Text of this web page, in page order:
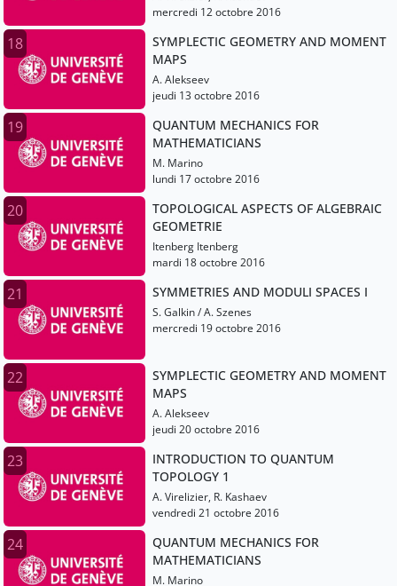
mercredi 12 octobre 2016
18
SYMPLECTIC GEOMETRY AND MOMENT
MAPS
A. Alekseev
jeudi 13 octobre 2016
19
QUANTUM MECHANICS FOR
MATHEMATICIANS
M. Marino
lundi 17 octobre 2016
20
TOPOLOGICAL ASPECTS OF ALGEBRAIC
GEOMETRIE
Itenberg Itenberg
mardi 18 octobre 2016
21 SYMMETRIES AND MODULI SPACES I
S. Galkin / A. Szenes
mercredi 19 octobre 2016
22
SYMPLECTIC GEOMETRY AND MOMENT
MAPS
A. Alekseev
jeudi 20 octobre 2016
23
INTRODUCTION TO QUANTUM
TOPOLOGY 1
A. Virelizier, R. Kashaev
vendredi 21 octobre 2016
24
QUANTUM MECHANICS FOR
MATHEMATICIANS
M. Marino